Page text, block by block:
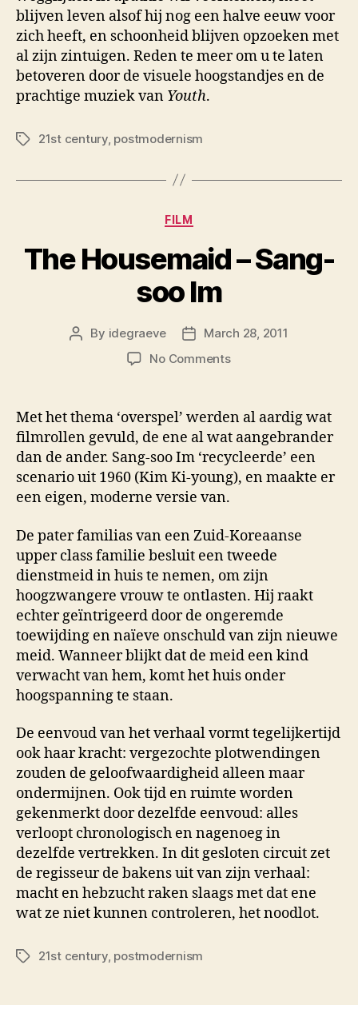
blijven leven alsof hij nog een halve eeuw voor
zich heeft, en schoonheid blijven opzoeken met
al zijn zintuigen. Reden te meer om u te laten
betoveren door de visuele hoogstandjes en de
prachtige muziek van Youth.
Tags21st century, postmodernism
Categories
FILM
The Housemaid – Sang-
soo Im
Post
By idegraeve
PostMarch 28, 2011
No Commentson
–
soo
Im
Met het thema ‘overspel’ werden al aardig wat
filmrollen gevuld, de ene al wat aangebrander
dan de ander. Sang-soo Im ‘recycleerde’ een
scenario uit 1960 (Kim Ki-young), en maakte er
een eigen, moderne versie van.
De pater familias van een Zuid-Koreaanse
upper class familie besluit een tweede
dienstmeid in huis te nemen, om zijn
hoogzwangere vrouw te ontlasten. Hij raakt
echter geïntrigeerd door de ongeremde
toewijding en naïeve onschuld van zijn nieuwe
meid. Wanneer blijkt dat de meid een kind
verwacht van hem, komt het huis onder
hoogspanning te staan.
De eenvoud van het verhaal vormt tegelijkertijd
ook haar kracht: vergezochte plotwendingen
zouden de geloofwaardigheid alleen maar
ondermijnen. Ook tijd en ruimte worden
gekenmerkt door dezelfde eenvoud: alles
verloopt chronologisch en nagenoeg in
dezelfde vertrekken. In dit gesloten circuit zet
de regisseur de bakens uit van zijn verhaal:
macht en hebzucht raken slaags met dat ene
wat ze niet kunnen controleren, het noodlot.
Tags21st century, postmodernism